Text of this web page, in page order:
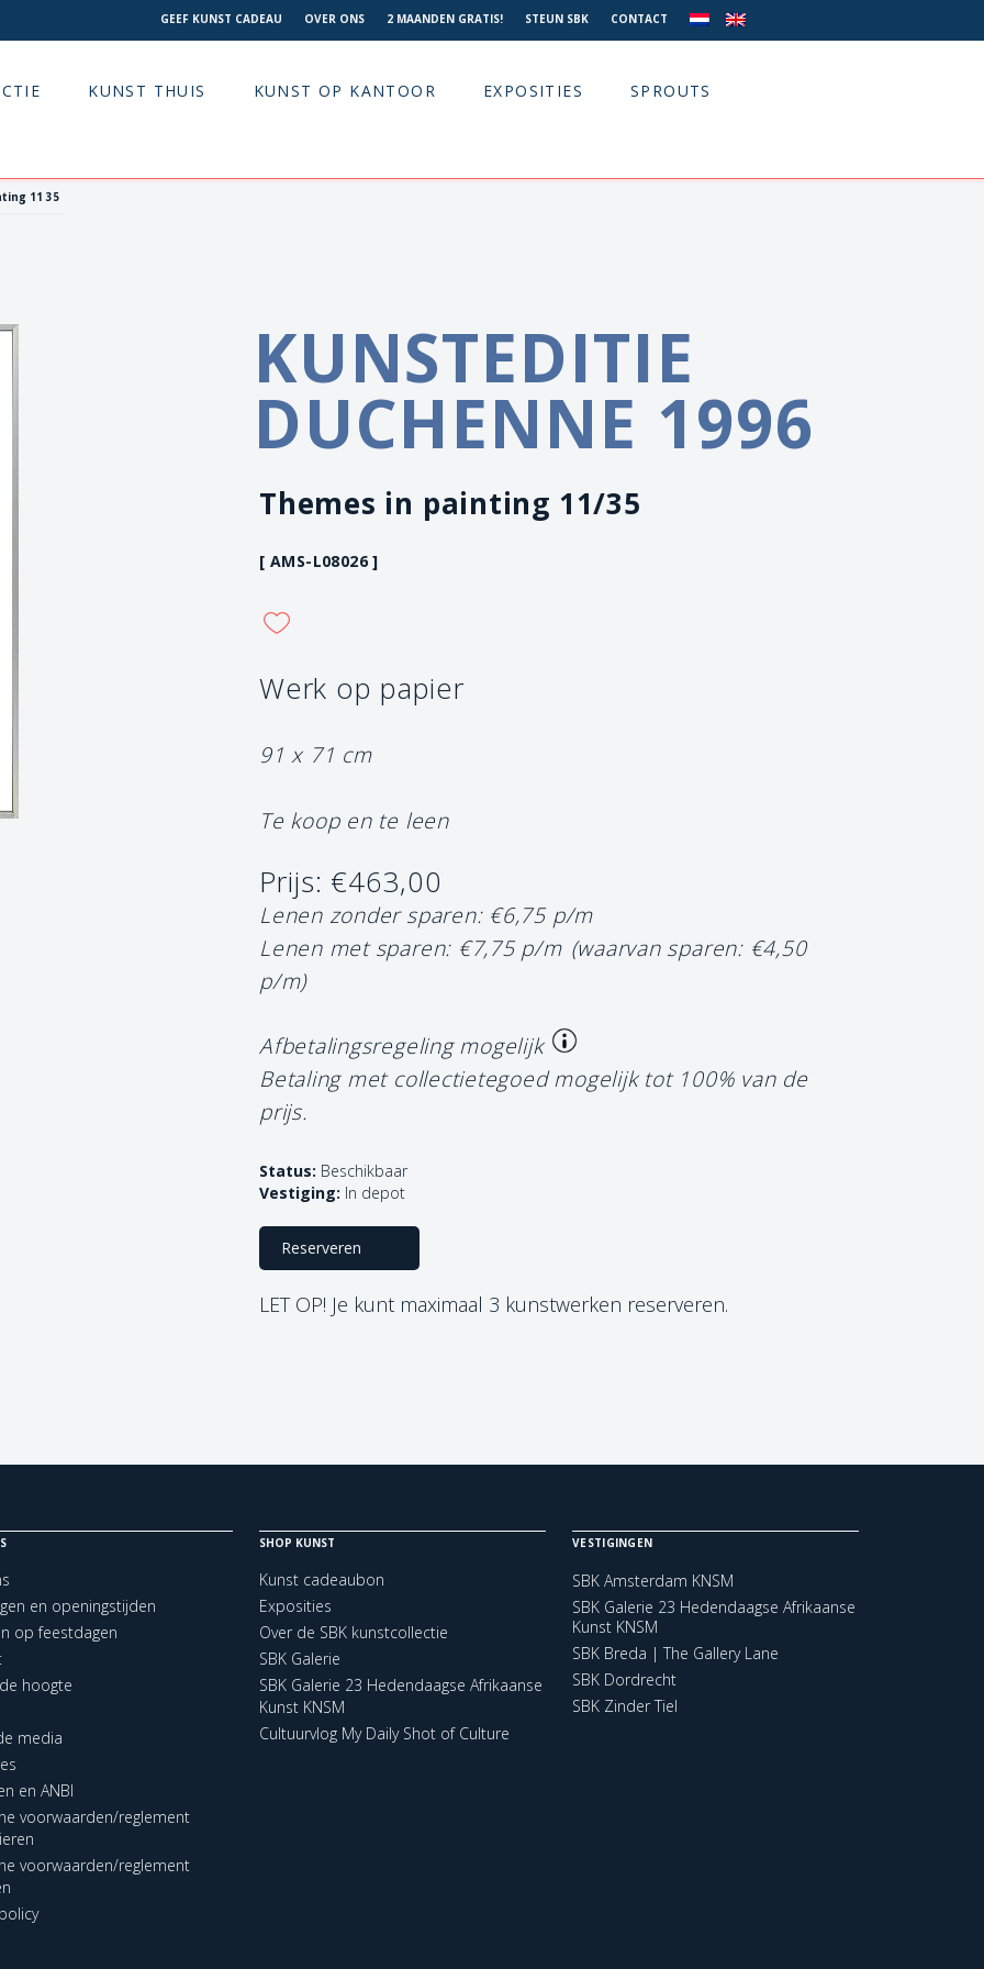
GEEF KUNST CADEAU OVER ONS 2 MAANDEN GRATIS! STEUN SBK CONTACT
KUNST THUIS KUNST OP KANTOOR EXPOSITIES SPROUTS
11 35
KUNSTEDITIE
DUCHENNE 1996
Themes in painting 11/35
[ AMS-L08026 ]
Werk op papier
91 x 71 cm
Te koop en te leen
Prijs: €463,00
Lenen zonder sparen: €6,75 p/m
Lenen met sparen: €7,75 p/m (waarvan sparen: €4,50
p/m)
Afbetalingsregeling mogelijk
Betaling met collectietegoed mogelijk tot 100% van de
prijs.
Status: Beschikbaar
Vestiging: In depot
Reserveren
LET OP! Je kunt maximaal 3 kunstwerken reserveren.
en openingstijden
op feestdagen
hoogte
media
en ANBI
voorwaarden/reglement
voorwaarden/reglement
SHOP KUNST
Kunst cadeaubon
Exposities
Over de SBK kunstcollectie
SBK Galerie
SBK Galerie 23 Hedendaagse Afrikaanse
Kunst KNSM
Cultuurvlog My Daily Shot of Culture
VESTIGINGEN
SBK Amsterdam KNSM
SBK Galerie 23 Hedendaagse Afrikaanse
Kunst KNSM
SBK Breda | The Gallery Lane
SBK Dordrecht
SBK Zinder Tiel